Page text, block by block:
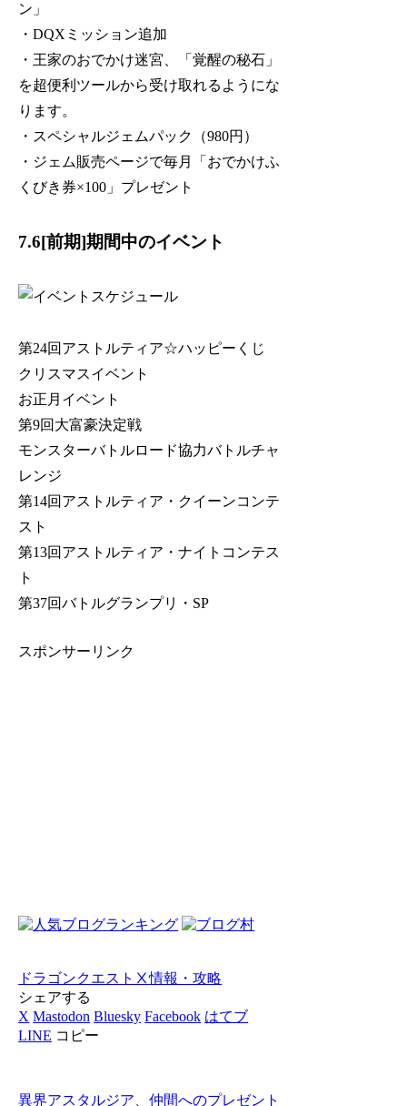
ン」
・DQXミッション追加
・王家のおでかけ迷宮、「覚醒の秘石」
を超便利ツールから受け取れるようにな
ります。
・スペシャルジェムパック（980円）
・ジェム販売ページで毎月「おでかけふ
くびき券×100」プレゼント
7.6[前期]期間中のイベント
第24回アストルティア☆ハッピーくじ
クリスマスイベント
お正月イベント
第9回大富豪決定戦
モンスターバトルロード協力バトルチャ
レンジ
第14回アストルティア・クイーンコンテ
スト
第13回アストルティア・ナイトコンテス
ト
第37回バトルグランプリ・SP
スポンサーリンク
ドラゴンクエストⅩ情報・攻略
シェアする
X Mastodon Bluesky Facebook はてブ
LINE コピー
異界アスタルジア、仲間へのプレゼント